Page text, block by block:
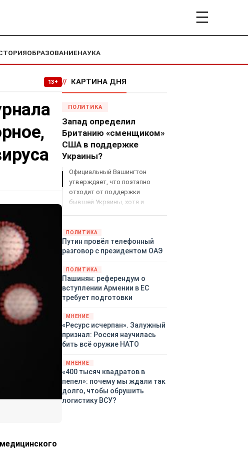
☰
ОБРАЗОВАНИЕНАУКА
13+ // КАРТИНА ДНЯ
ПОЛИТИКА
Запад определил
Британию «сменщиком»
США в поддержке
Украины?
Официальный Вашингтон
утверждает, что поэтапно
отходит от поддержки
бывшей Украины, хотя и
закупленное ранее оружие.
Также американская
администрация скидывает на
киевского режима оружием,
которое стремится продавать
всем новым снабженцам.
Однако часто возникают
предположения о возможном
«сменщике» американцев на
этом позорном посту.
Рассмотрим, кто же рвётся на
ПОЛИТИКА
Путин провёл телефонный
разговор с президентом ОАЭ
ПОЛИТИКА
Пашинян: референдум о
вступлении Армении в ЕС
требует подготовки
МНЕНИЕ
«Ресурс исчерпан». Залужный
признал: Россия научилась
бить всё оружие НАТО
МНЕНИЕ
«400 тысяч квадратов в
пепел»: почему мы ждали так
долго, чтобы обрушить
логистику ВСУ?